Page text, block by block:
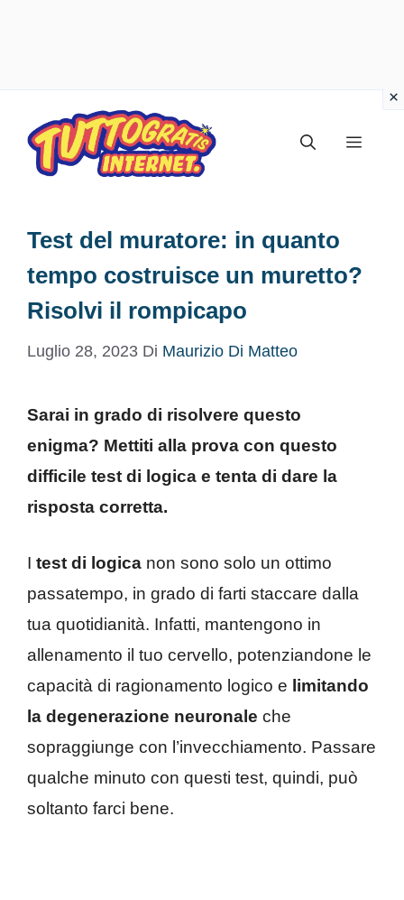
contenuto
Menu
Test del muratore: in quanto
tempo costruisce un muretto?
Risolvi il rompicapo
Luglio 28, 2023 Di Maurizio Di Matteo
Sarai in grado di risolvere questo
enigma? Mettiti alla prova con questo
difficile test di logica e tenta di dare la
risposta corretta.
I test di logica non sono solo un ottimo
passatempo, in grado di farti staccare dalla
tua quotidianità. Infatti, mantengono in
allenamento il tuo cervello, potenziandone le
capacità di ragionamento logico e limitando
la degenerazione neuronale che
sopraggiunge con l’invecchiamento. Passare
qualche minuto con questi test, quindi, può
soltanto farci bene.